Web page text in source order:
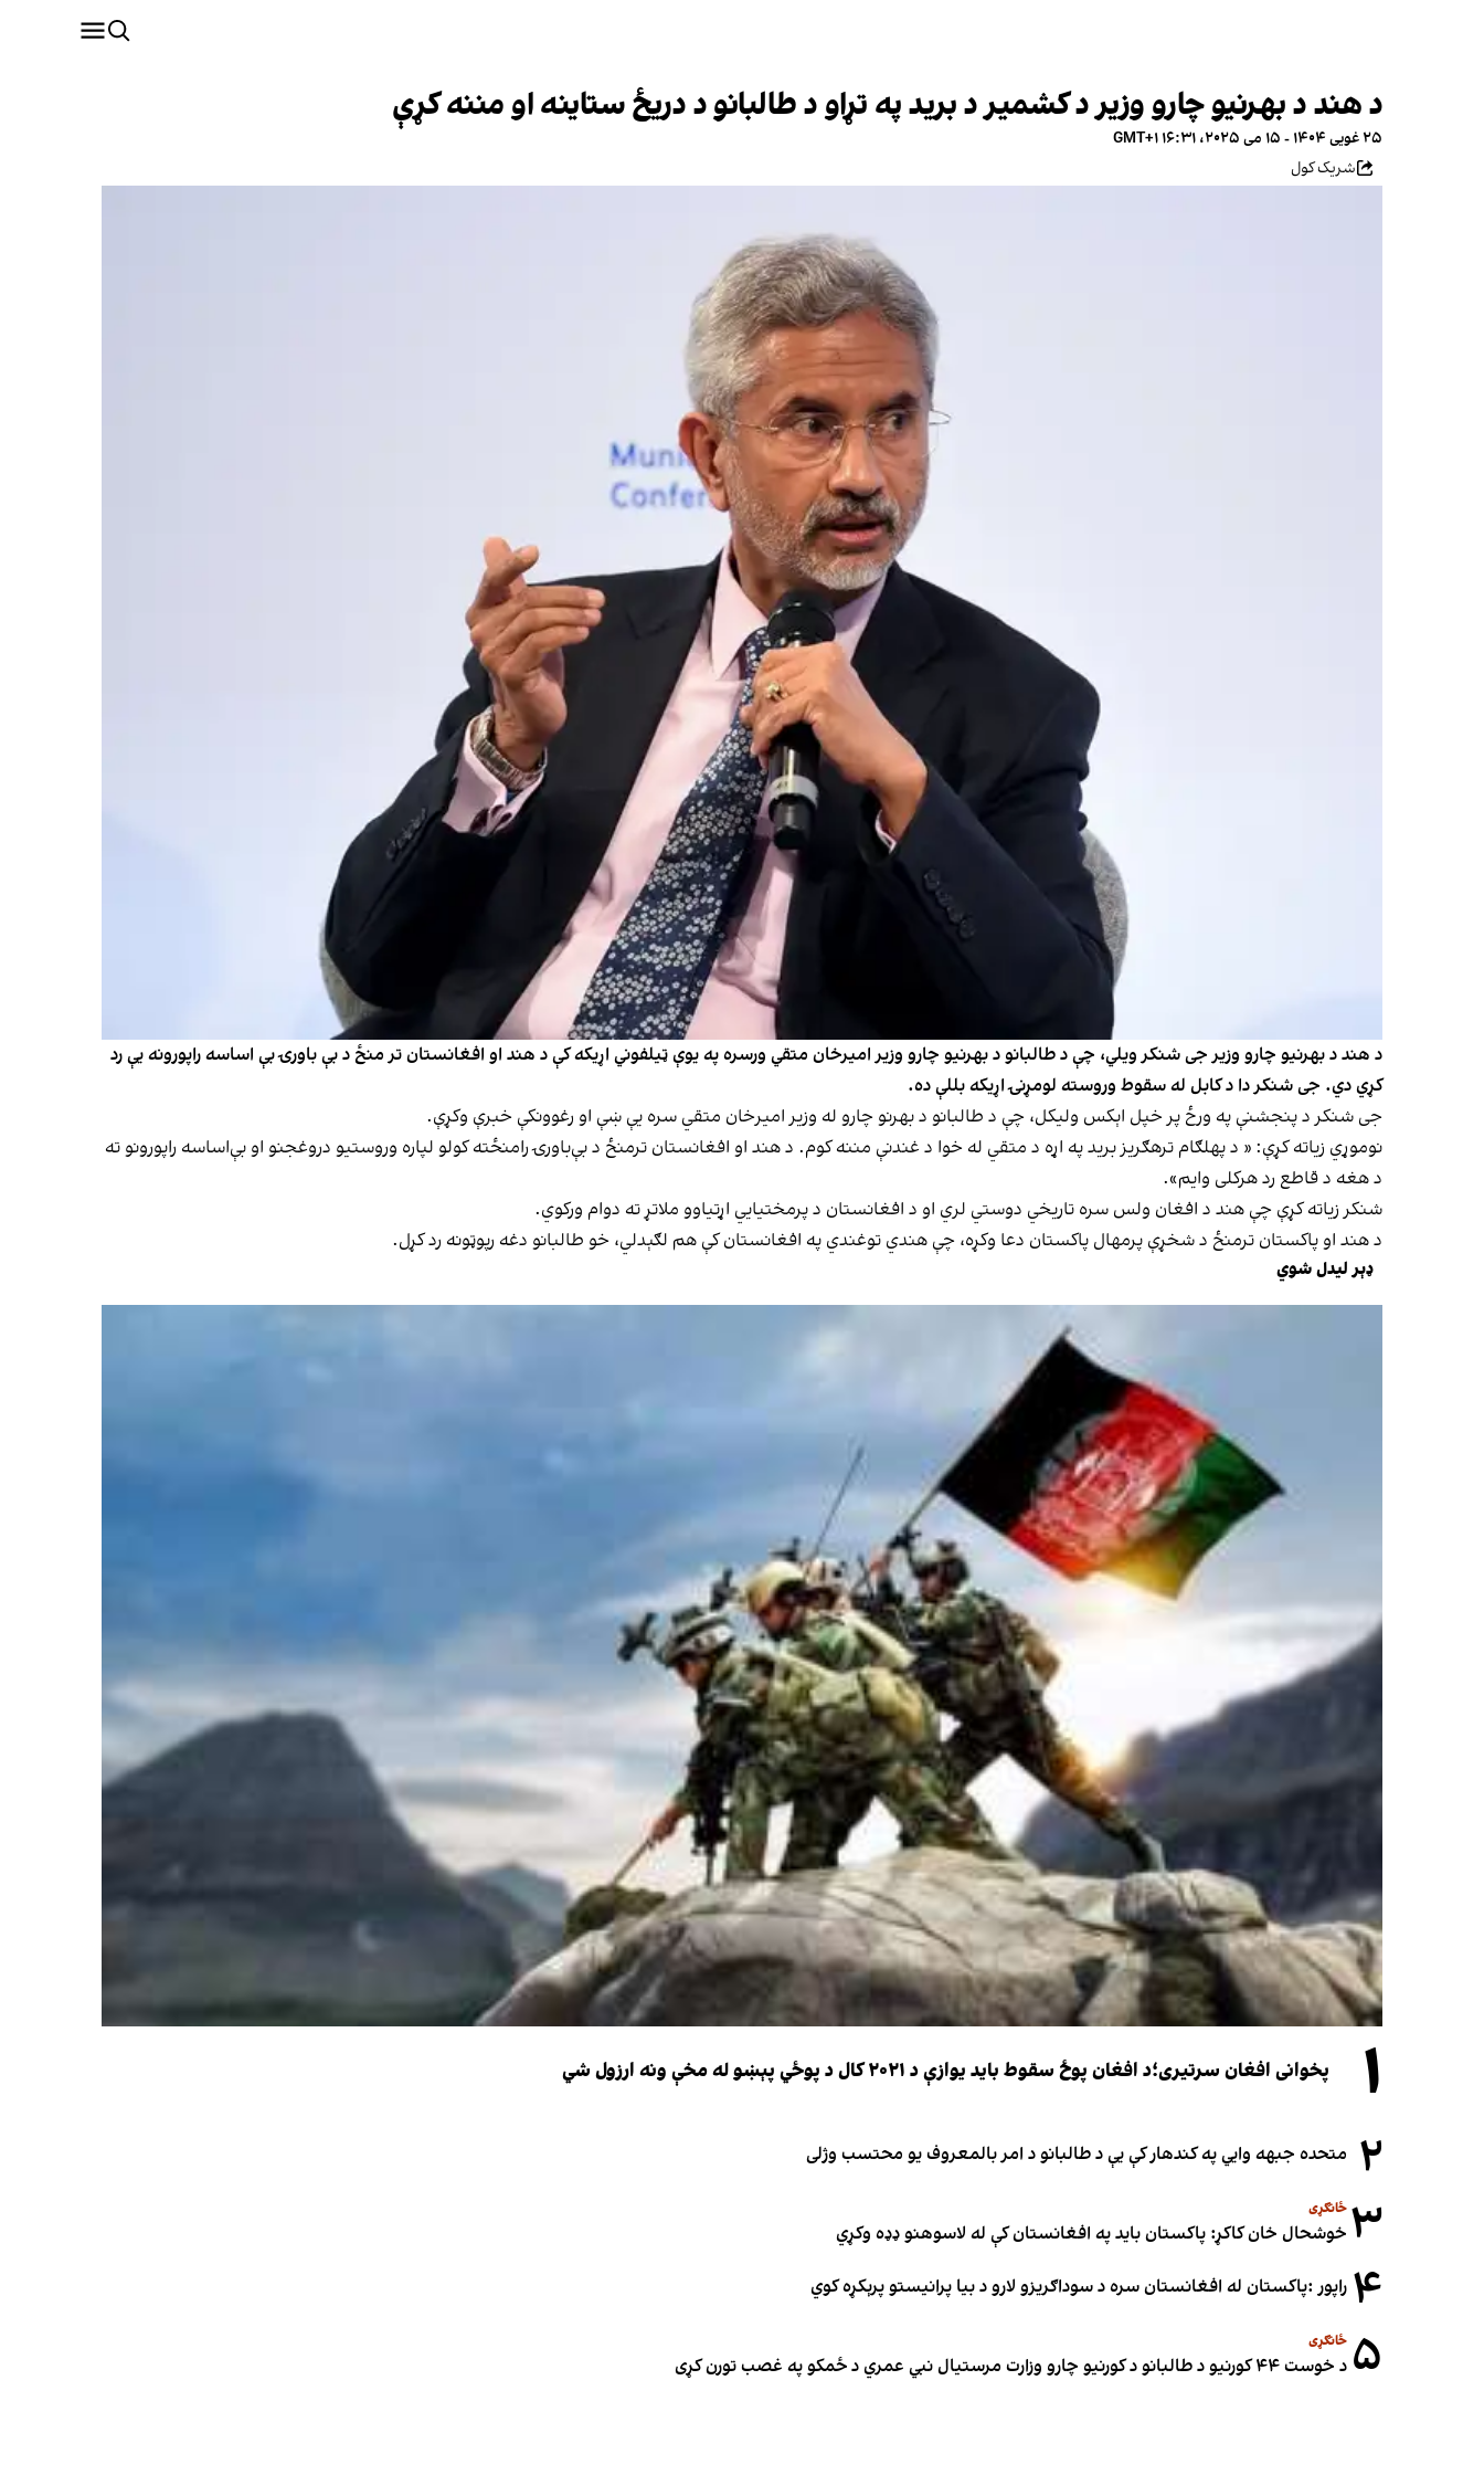
د هند د بهرنیو چارو وزیر د کشمیر د برید په تړاو د طالبانو د دریځ ستاینه او مننه کړې
۲۵ غویی ۱۴۰۴ - ۱۵ می ۲۰۲۵، ۱۶:۳۱ GMT+۱
شریک کول
د هند د بهرنیو چارو وزیر جی شنکر ویلي، چې د طالبانو د بهرنیو چارو وزیر امیرخان متقي ورسره په یوې ټیلفوني اړیکه کې د هند او افغانستان تر منځ د بې باورۍ بې اساسه راپورونه یې رد
کړي دي. جی شنکر دا د کابل له سقوط وروسته لومړنۍ اړیکه بللې ده.
جی شنکر د پنجشنې په ورځ پر خپل اېکس ولیکل، چې د طالبانو د بهرنو چارو له وزیر امیرخان متقي سره یې ښې او رغوونکې خبرې وکړې.
نوموړي زیاته کړې: « د پهلګام ترهګریز برید په اړه د متقي له خوا د غندنې مننه کوم. د هند او افغانستان ترمنځ د بې‌باورۍ رامنځته کولو لپاره وروستیو دروغجنو او بې‌اساسه راپورونو ته
د هغه د قاطع رد هرکلی وایم».
شنکر زیاته کړې چې هند د افغان ولس سره تاریخي دوستي لري او د افغانستان د پرمختیايي اړتیاوو ملاتړ ته دوام ورکوي.
د هند او پاکستان ترمنځ د شخړې پرمهال پاکستان دعا وکړه، چې هندي توغندي په افغانستان کې هم لګېدلي، خو طالبانو دغه رپوټونه رد کړل.
ډېر لیدل شوي
۱ پخوانی افغان سرتیری؛د افغان پوځ سقوط باید یوازې د ۲۰۲۱ کال د پوځي پېښو له مخې ونه ارزول شي
۲ متحده جبهه وايي په کندهار کې یې د طالبانو د امر بالمعروف یو محتسب وژلی
۳ ځانګړی
خوشحال خان کاکړ: پاکستان بايد په افغانستان کې له لاسوهنو ډډه وکړي
۴ راپور :پاکستان له افغانستان سره د سوداګریزو لارو د بیا پرانیستو پرېکړه کوي
۵ ځانګړی
د خوست ۴۴ کورنیو د طالبانو د کورنیو چارو وزارت مرستیال نبي عمري د ځمکو په غصب تورن کړی